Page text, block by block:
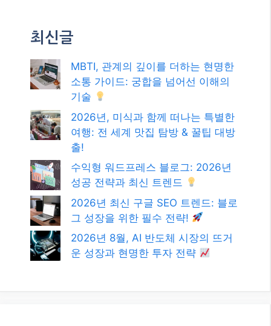
최신글
MBTI, 관계의 깊이를 더하는 현명한
소통 가이드: 궁합을 넘어선 이해의
기술
2026년, 미식과 함께 떠나는 특별한
여행: 전 세계 맛집 탐방 & 꿀팁 대방
출!
수익형 워드프레스 블로그: 2026년
성공 전략과 최신 트렌드
2026년 최신 구글 SEO 트렌드: 블로
그 성장을 위한 필수 전략!
2026년 8월, AI 반도체 시장의 뜨거
운 성장과 현명한 투자 전략